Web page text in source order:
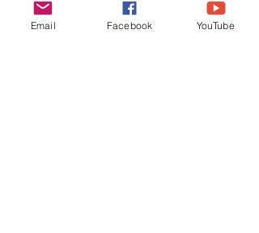
τριαντάφυλλο
Email Facebook YouTube